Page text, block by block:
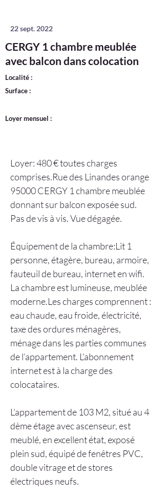
22 sept. 2022
CERGY 1 chambre meublée
avec balcon dans colocation
Localité :
Surface :
Loyer mensuel :
Loyer: 480 € toutes charges
comprises.Rue des Linandes orange
95000 CERGY 1 chambre meublée
donnant sur balcon exposée sud.
Pas de vis à vis. Vue dégagée.
Équipement de la chambre:Lit 1
personne, étagère, bureau, armoire,
fauteuil de bureau, internet en wifi.
La chambre est lumineuse, meublée
moderne.Les charges comprennent :
eau chaude, eau froide, électricité,
taxe des ordures ménagères,
ménage dans les parties communes
de l’appartement. L’abonnement
internet est à la charge des
colocataires.
L’appartement de 103 M2, situé au 4
dème étage avec ascenseur, est
meublé, en excellent état, exposé
plein sud, équipé de fenêtres PVC,
double vitrage et de stores
électriques neufs.